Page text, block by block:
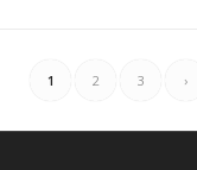
1 2 3 ›